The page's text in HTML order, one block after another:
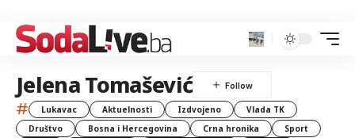
Jelena Tomašević
# Lukavac Aktuelnosti Izdvojeno
Vlada TK
Društvo
Bosna i Hercegovina Crna hronika
Sport